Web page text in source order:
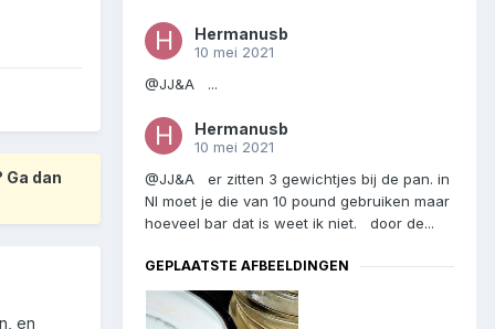
dan
en
Hermanusb
10 mei 2021
@JJ&A ...
Hermanusb
10 mei 2021
@JJ&A er zitten 3 gewichtjes bij de pan. in
Nl moet je die van 10 pound gebruiken maar
hoeveel bar dat is weet ik niet. door de...
GEPLAATSTE AFBEELDINGEN